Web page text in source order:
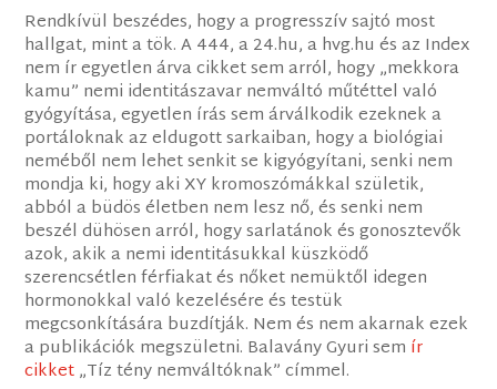
Rendkívül beszédes, hogy a progresszív sajtó most
hallgat, mint a tök. A 444, a 24.hu, a hvg.hu és az Index
nem ír egyetlen árva cikket sem arról, hogy „mekkora
kamu” nemi identitászavar nemváltó műtéttel való
gyógyítása, egyetlen írás sem árválkodik ezeknek a
portáloknak az eldugott sarkaiban, hogy a biológiai
neméből nem lehet senkit se kigyógyítani, senki nem
mondja ki, hogy aki XY kromoszómákkal születik,
abból a büdös életben nem lesz nő, és senki nem
beszél dühösen arról, hogy sarlatánok és gonosztevők
azok, akik a nemi identitásukkal küszködő
szerencsétlen férfiakat és nőket nemüktől idegen
hormonokkal való kezelésére és testük
megcsonkítására buzdítják. Nem és nem akarnak ezek
a publikációk megszületni. Balavány Gyuri sem ír
cikket„Tíz tény nemváltóknak” címmel.